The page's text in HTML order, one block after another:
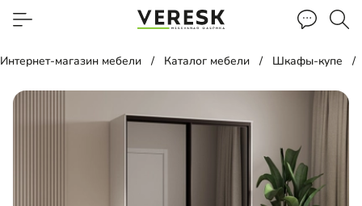
Интернет-магазин мебели Каталог мебели Шкафы-купе